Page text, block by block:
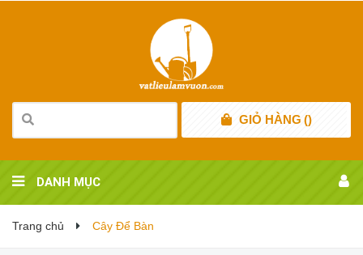
GIỎ HÀNG ()
DANH MỤC
Trang chủ Cây Để Bàn